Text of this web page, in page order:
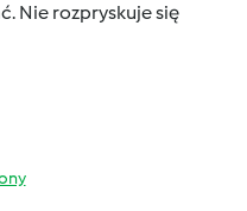
Nie rozpryskuje się